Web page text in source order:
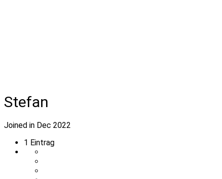
Stefan
Joined in Dec 2022
1 Eintrag